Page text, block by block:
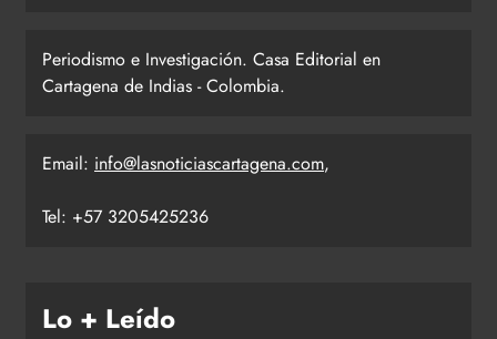
Periodismo e Investigación. Casa Editorial en
Cartagena de Indias - Colombia.
Email: info@lasnoticiascartagena.com,
Tel: +57 3205425236
Lo + Leído